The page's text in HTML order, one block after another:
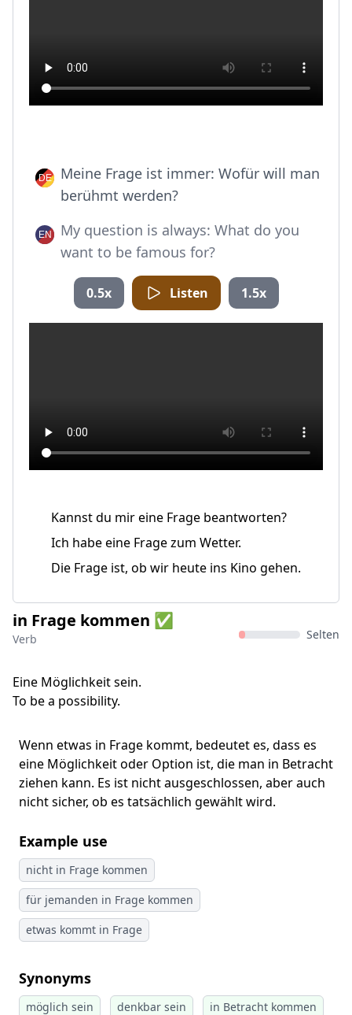
Meine Frage ist immer: Wofür will man
berühmt werden?
My question is always: What do you
want to be famous for?
0.5x Listen 1.5x
Kannst du mir eine Frage beantworten?
Ich habe eine Frage zum Wetter.
Die Frage ist, ob wir heute ins Kino gehen.
in Frage kommen ✅
Verb Selten
Eine Möglichkeit sein.
To be a possibility.
Wenn etwas in Frage kommt, bedeutet es, dass es
eine Möglichkeit oder Option ist, die man in Betracht
ziehen kann. Es ist nicht ausgeschlossen, aber auch
nicht sicher, ob es tatsächlich gewählt wird.
Example use
nicht in Frage kommen
für jemanden in Frage kommen
etwas kommt in Frage
Synonyms
möglich sein denkbar sein in Betracht kommen